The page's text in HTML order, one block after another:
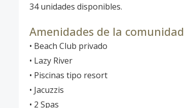
34 unidades disponibles.
Amenidades de la comunidad
• Beach Club privado
• Lazy River
• Piscinas tipo resort
• Jacuzzis
• 2 Spas